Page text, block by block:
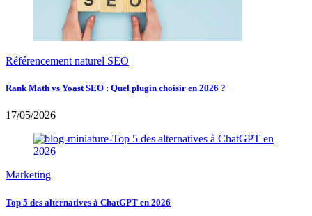
Référencement naturel SEO
Rank Math vs Yoast SEO : Quel plugin choisir en 2026 ?
17/05/2026
Marketing
Top 5 des alternatives à ChatGPT en 2026